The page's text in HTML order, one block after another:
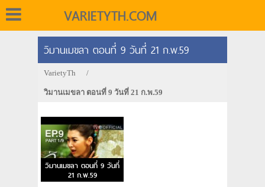
VARIETYTH.COM
วิมานเมขลา ตอนที่ 9 วันที่ 21 ก.พ.59
VarietyTh /
วิมานเมขลา ตอนที่ 9 วันที่ 21 ก.พ.59
วิมานเมขลา ตอนที่ 9 วันที่
21 ก.พ.59